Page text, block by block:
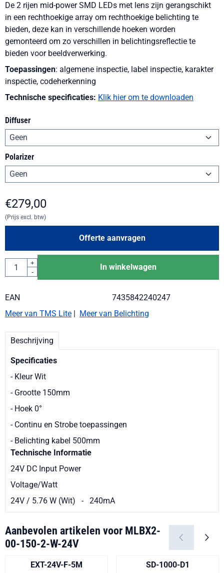
De 2 rijen mid-power SMD LEDs met lens zijn gerangschikt
in een rechthoekige array om rechthoekige belichting te
bieden, deze kan in verschillende hoeken worden
gemonteerd om zo verschillen in belichtingsreflectie te
bieden voor beeldverwerking.
Toepassingen: algemene inspectie, label inspectie, karakter
inspectie, codeherkenning
Technische specificaties: Klik hier om te downloaden
Diffuser
Polarizer
€279,00
(Prijs excl. btw)
Offerte aanvragen
Aantal
+
-
In winkelwagen
EAN
7435842240247
Meer van TMS Lite
Meer van Belichting
Beschrijving
Specificaties
- Kleur Wit
- Grootte 150mm
- Hoek 0°
- Continu en Strobe toepassingen
- Belichting kabel 500mm
Technische Informatie
24V DC Input Power
Voltage/Watt
24V / 5.76 W (Wit) - 240mA
Aanbevolen artikelen voor MLBX2-
00-150-2-W-24V
EXT-24V-F-5M SD-1000-D1